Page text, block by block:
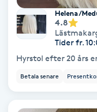
Vaxning
Vaxning brasiliansk
Veterinär
Vibrationsmassage
Helena /
4.8
Tider fr.
Hyrstol efter 20 års
Betala senare